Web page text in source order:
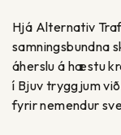
Hjá Alternativ
samningsbundna
áherslu á hæstu
í Bjuv tryggjum
fyrir nemendur